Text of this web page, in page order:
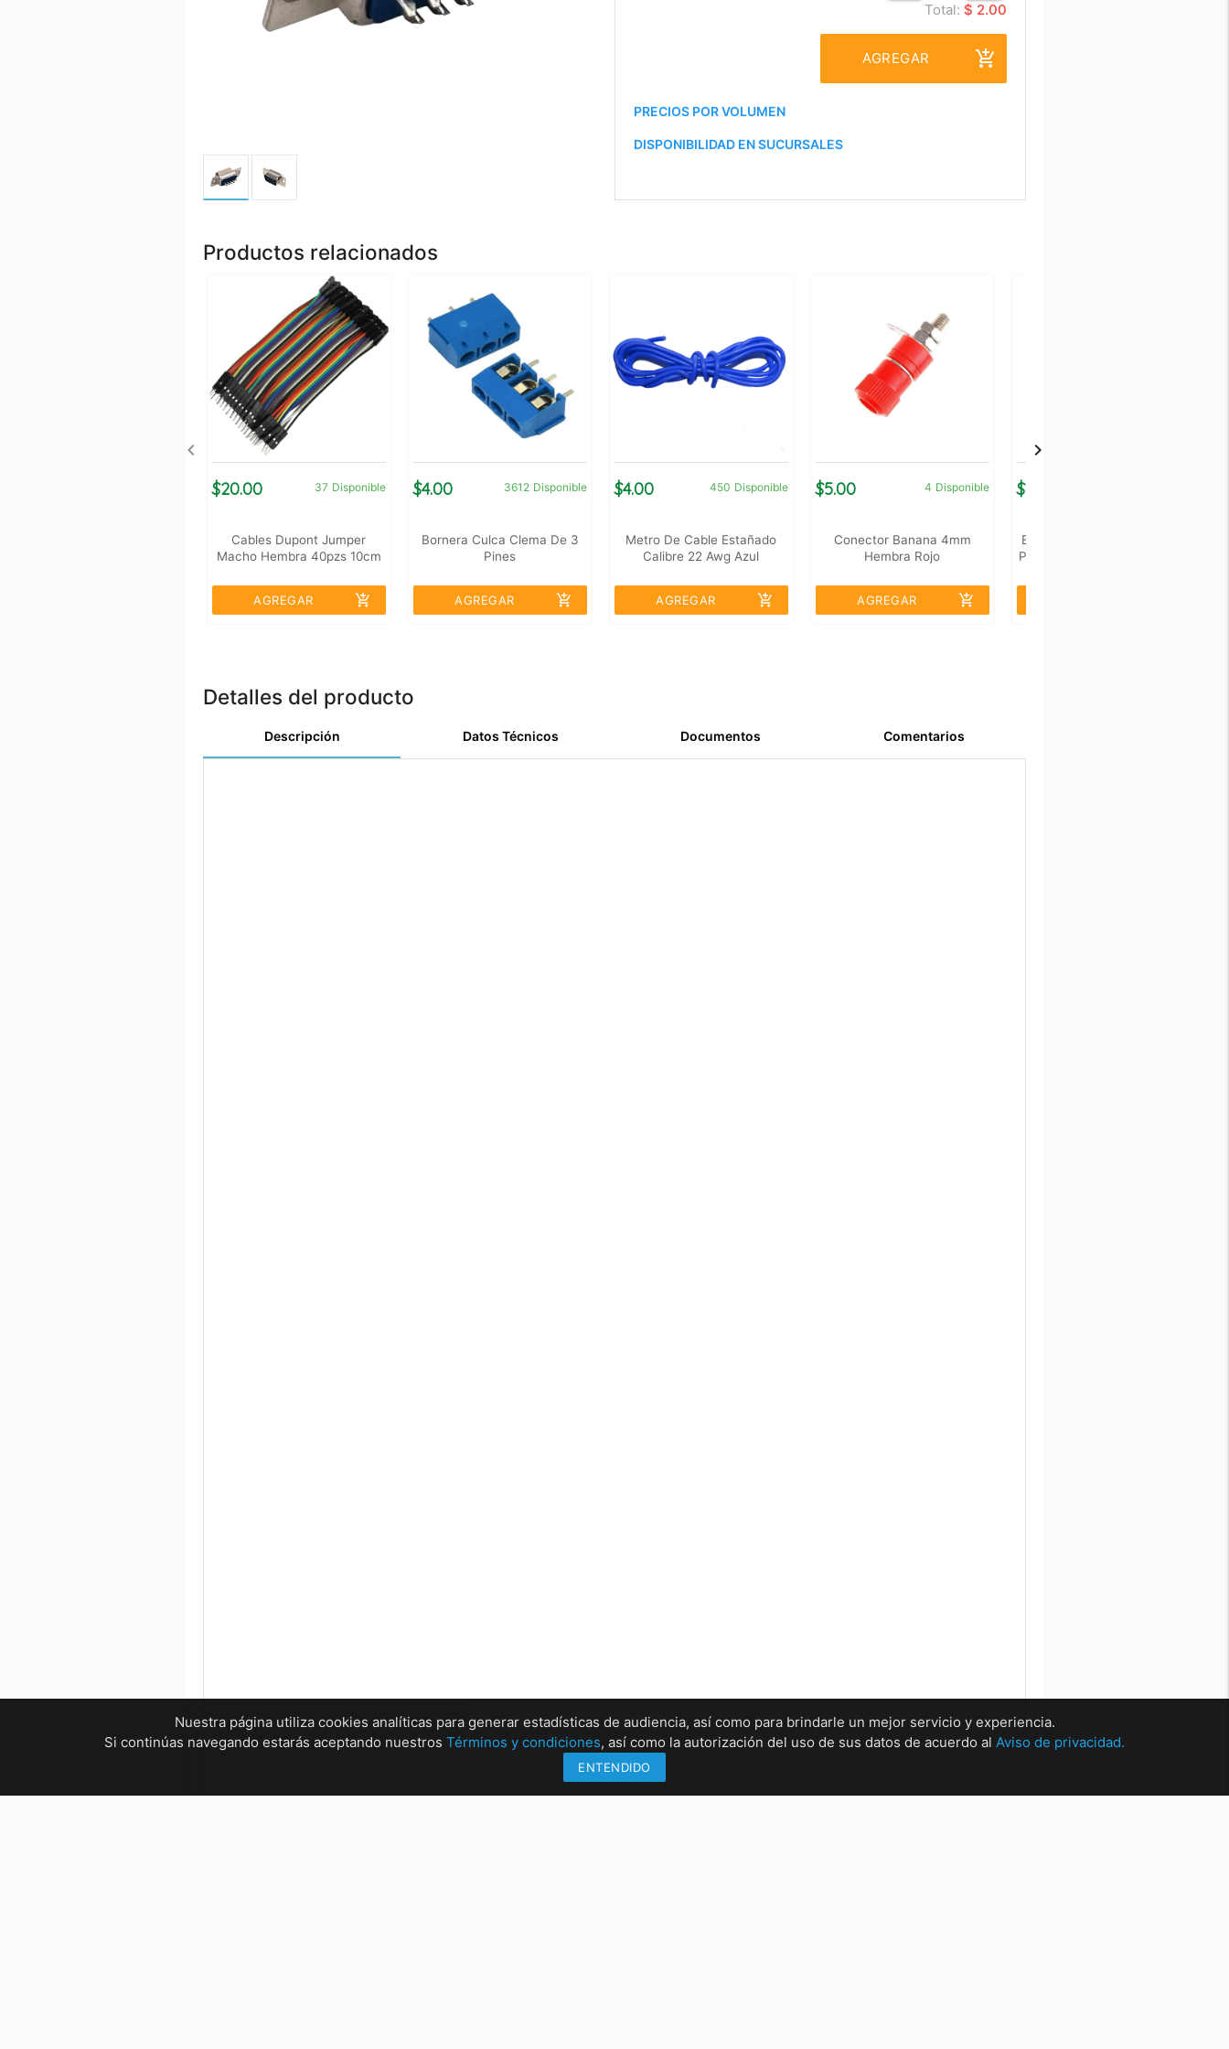
Total:$ 2.00
AGREGAR add_shopping_cart
PRECIOS POR VOLUMEN
DISPONIBILIDAD EN SUCURSALES
Productos relacionados
$20.00 37 Disponible
Cables Dupont Jumper
Macho Hembra 40pzs 10cm
AGREGAR add_shopping_cart
$4.00 3612 Disponible
Bornera Culca Clema De 3
Pines
AGREGAR add_shopping_cart
$4.00 450 Disponible
Metro De Cable Estañado
Calibre 22 Awg Azul
AGREGAR add_shopping_cart
$5.00 4 Disponible
Conector Banana 4mm
Hembra Rojo
AGREGAR add_shopping_cart
$6.00
Bornera, Culca, Clema De 2
Pines Universal 6.4mm 300v
Detalles del producto
Descripción Datos Técnicos Documentos Comentarios
Nuestra página utiliza cookies analíticas para generar estadísticas de audiencia, así como para brindarle un mejor servicio y experiencia.
Si continúas navegando estarás aceptando nuestros Términos y condiciones, así como la autorización del uso de sus datos de acuerdo al Aviso de privacidad.
ENTENDIDO